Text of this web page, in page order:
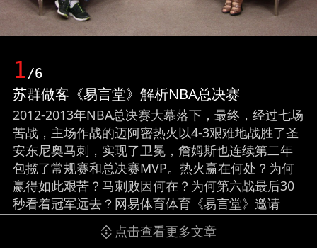
1/6
苏群做客《易言堂》解析NBA总决赛
2012-2013年NBA总决赛大幕落下，最终，经过七场
苦战，主场作战的迈阿密热火以4-3艰难地战胜了圣
安东尼奥马刺，实现了卫冕，詹姆斯也连续第二年
包揽了常规赛和总决赛MVP。热火赢在何处？为何
赢得如此艰苦？马刺败因何在？为何第六战最后30
秒看着冠军远去？网易体育体育《易言堂》邀请
《篮球先锋报》总编辑苏群作客，解析本次总决赛
点击查看更多文章